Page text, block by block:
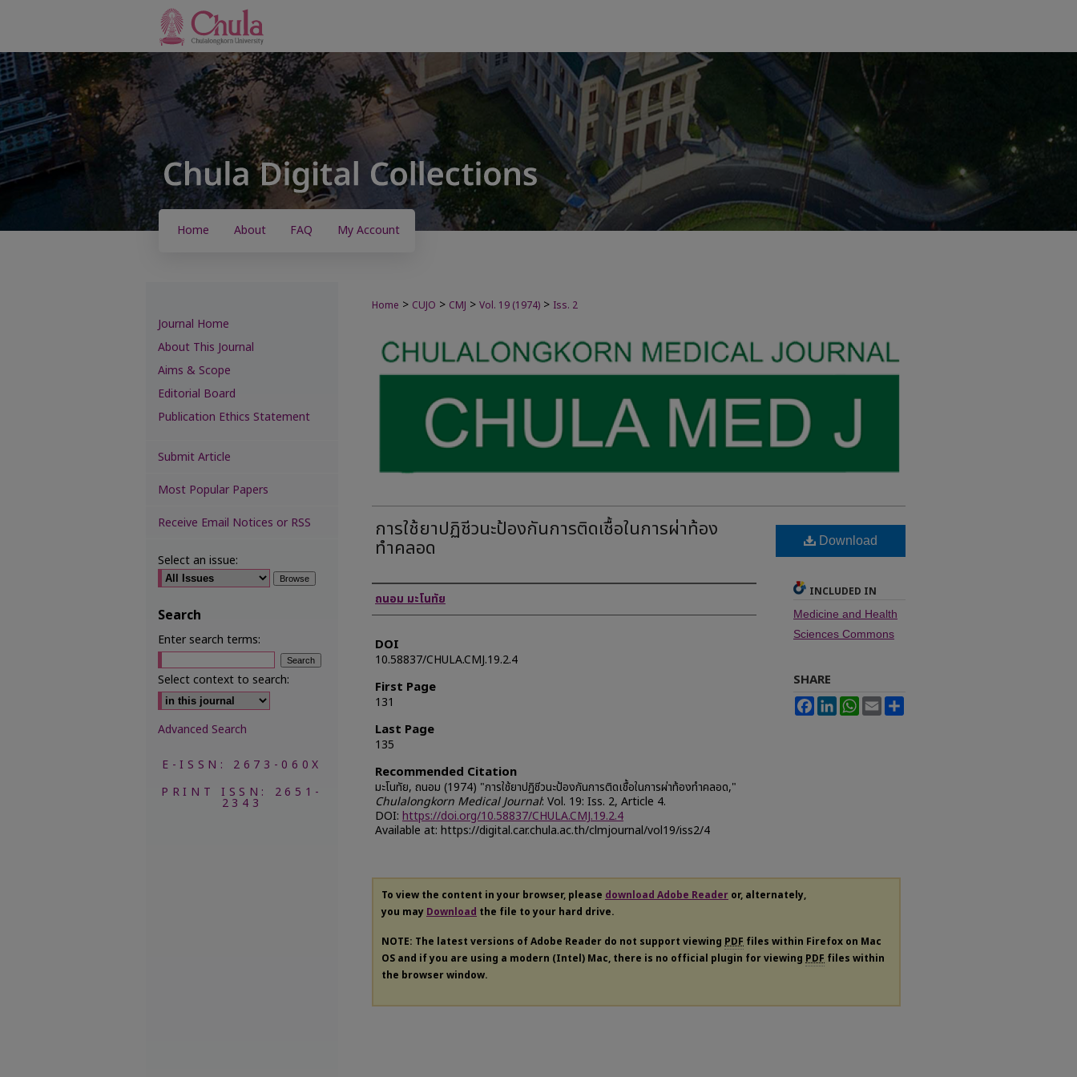
Home About FAQ My Account
Home > CUJO > CMJ > Vol. 19 (1974) > Iss. 2
การใช้ยาปฏิชีวนะป้องกันการติดเชื้อในการผ่าท้อง
ทำคลอด
Authors
ถนอม มะโนทัย
DOI
10.58837/CHULA.CMJ.19.2.4
First Page
131
Last Page
135
Recommended Citation
มะโนทัย, ถนอม (1974) "การใช้ยาปฏิชีวนะป้องกันการติดเชื้อในการผ่าท้องทำคลอด,"
Chulalongkorn Medical Journal: Vol. 19: Iss. 2, Article 4.
DOI: https://doi.org/10.58837/CHULA.CMJ.19.2.4
Available at: https://digital.car.chula.ac.th/clmjournal/vol19/iss2/4
Download
INCLUDED IN
Medicine and Health
Sciences Commons
SHARE
FacebookLinkedInWhatsApp
Email
To view the content in your browser, please download Adobe Reader or, alternately,
you may Download the file to your hard drive.
NOTE: The latest versions of Adobe Reader do not support viewing PDF files within Firefox on Mac
OS and if you are using a modern (Intel) Mac, there is no official plugin for viewing PDF files within
the browser window.
Journal Home
About This Journal
Aims & Scope
Editorial Board
Publication Ethics Statement
Submit Article
Most Popular Papers
Receive Email Notices or RSS
Select an issue:
Search
Enter search terms:
Select context to search:
Advanced Search
E-ISSN: 2673-060X
PRINT ISSN: 2651-
2343